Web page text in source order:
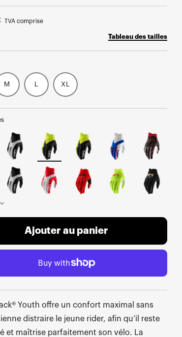
TVA comprise
Tableau des tailles
M L XL
Ajouter au panier
Youth offre un confort maximal sans
distraire le jeune rider, afin qu’il reste
et maîtrise parfaitement son vélo. La